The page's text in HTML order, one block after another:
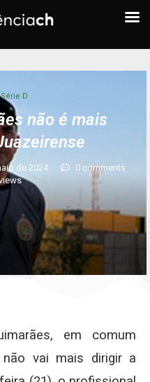
D
não é mais
de 2024
0 comments
em comum
vai mais dirigir a